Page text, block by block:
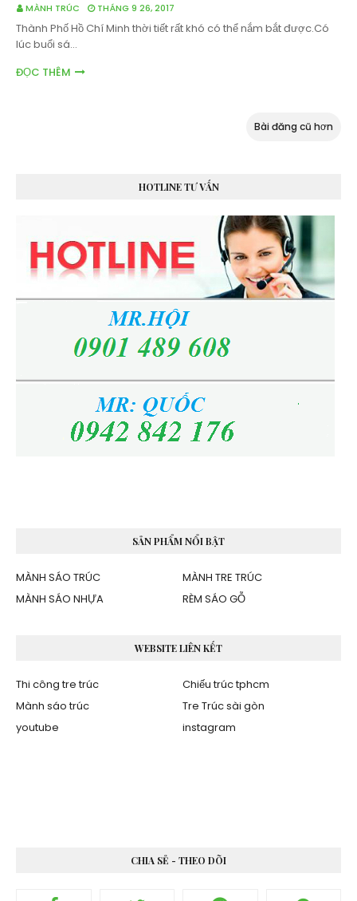
MÀNH TRÚC THÁNG 9 26, 2017
Thành Phố Hồ Chí Minh thời tiết rất khó có thể nắm bắt được.Có
lúc buổi sá…
ĐỌC THÊM
Bài đăng cũ hơn
HOTLINE TƯ VẤN
SẢN PHẨM NỔI BẬT
MÀNH SÁO TRÚC
MÀNH TRE TRÚC
MÀNH SÁO NHỰA
RÈM SÁO GỖ
WEBSITE LIÊN KẾT
Thi công tre trúc
Chiếu trúc tphcm
Mành sáo trúc
Tre Trúc sài gòn
youtube
instagram
CHIA SẺ - THEO DÕI